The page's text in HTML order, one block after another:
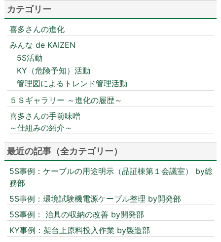
カテゴリー
喜多さんの進化
みんな de KAIZEN
5S活動
KY（危険予知）活動
管理図によるトレンド管理活動
５Ｓギャラリー ～進化の履歴～
喜多さんの手前味噌
～仕組みの紹介～
最近の記事（全カテゴリー）
5S事例：ケーブルの用途明示（品証棟第１会議室） by総
務部
5S事例：環境試験機電源ケーブル整理 by開発部
5S事例： 治具の収納の改善 by開発部
KY事例：架台上原料投入作業 by製造部